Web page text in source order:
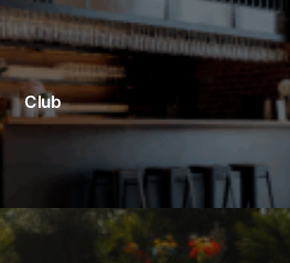
Club